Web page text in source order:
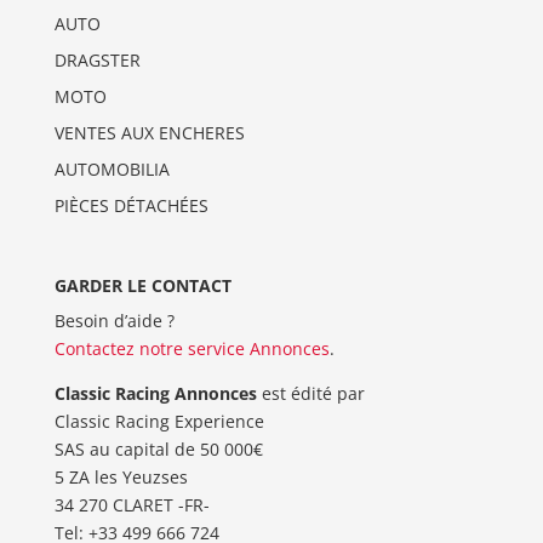
AUTO
DRAGSTER
MOTO
VENTES AUX ENCHERES
AUTOMOBILIA
PIÈCES DÉTACHÉES
GARDER LE CONTACT
Besoin d’aide ?
Contactez notre service Annonces.
Classic Racing Annoncesest édité par
Classic Racing Experience
SAS au capital de 50 000€
5 ZA les Yeuzses
34 270 CLARET -FR-
Tel: ‭+33 499 666 724‬